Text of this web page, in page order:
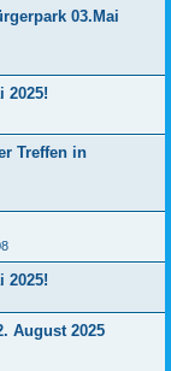
03.Mai
2025!
Treffen in
2025!
August 2025